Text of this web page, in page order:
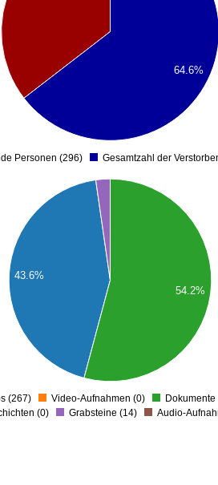
64.6%
0
Personen (296) Gesamtzahl der
43.6%
54.2%
0
(267) Video-Aufnahmen (0)
Dokumente
(0)
Grabsteine (14) Audio-